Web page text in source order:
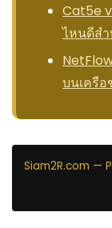
Cat5e
ไหนดีส
บนเครือ
Siam2R.com —